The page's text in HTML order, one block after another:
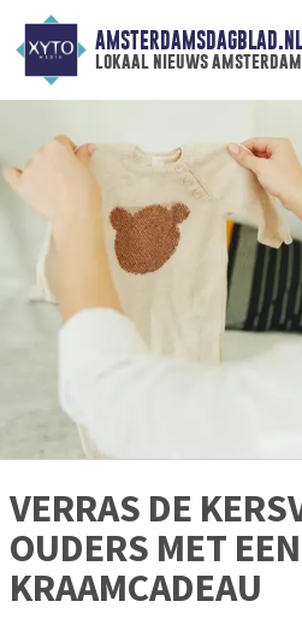
AMSTERDAMSDAGBLAD.NL
lokaal nieuws amsterdam
VERRAS DE
OUDERS MET
KRAAMCADEAU